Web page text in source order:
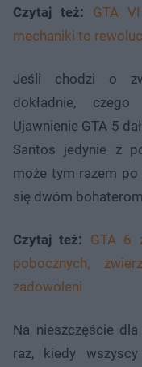
Czytaj też:
GTA
mechaniki to
Jeśli chodzi o
dokładnie,
Ujawnienie GTA 5
Santos jedynie z
może tym razem
się dwóm
Czytaj też: GTA 6
pobocznych,
zadowoleni
Na nieszczęście
raz, kiedy